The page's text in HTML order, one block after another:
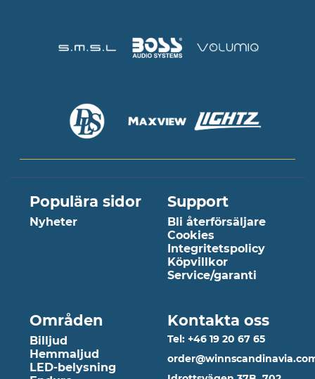
Populära sidor
Nyheter
Support
Bli återförsäljare
Cookies
Integritetspolicy
Köpvillkor
Service/garanti
Områden
Billjud
Hemmaljud
LED-belysning
Kontakta oss
Tel: +46 19 20 67 65